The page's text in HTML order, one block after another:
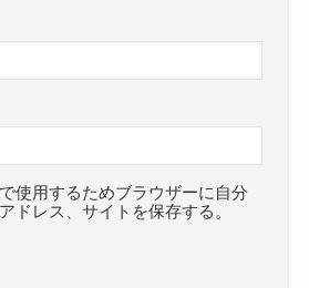
使用するためブラウザーに自分
ドレス、サイトを保存する。